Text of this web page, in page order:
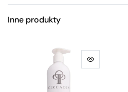
Inne produkty